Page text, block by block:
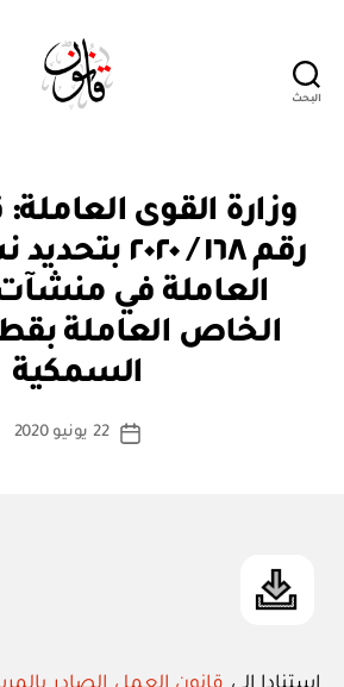
البحث
التصنيفات
وزارة القوى العاملة:
رقم ١٦٨ /
العاملة في
الخاص العاملة
السمكية
كاتب
بو
ا
س
ة
تاريخ
22 يونيو 2020